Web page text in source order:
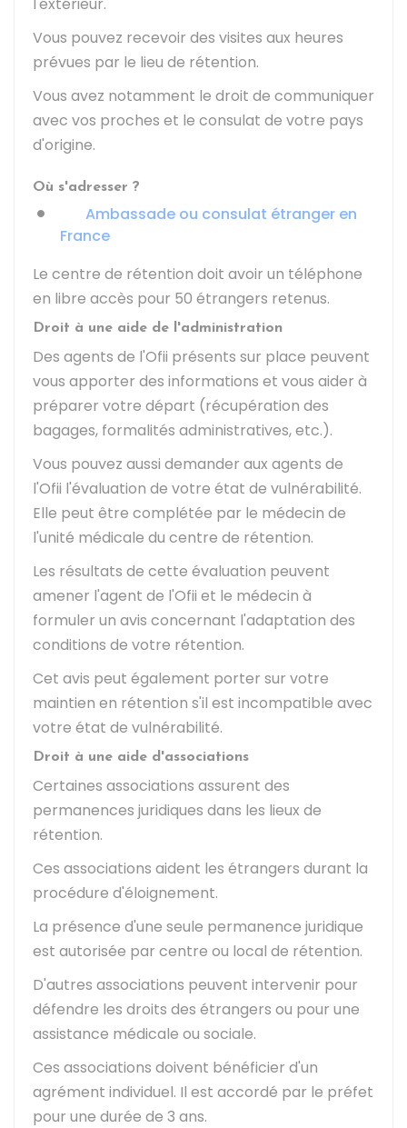
Vous pouvez recevoir des visites aux heures
prévues par le lieu de rétention.
Vous avez notamment le droit de communiquer
avec vos proches et le consulat de votre pays
d'origine.
Où s'adresser ?
Ambassade ou consulat étranger en
France
Le centre de rétention doit avoir un téléphone
en libre accès pour 50 étrangers retenus.
Droit à une aide de l'administration
Des agents de l'Ofii présents sur place peuvent
vous apporter des informations et vous aider à
préparer votre départ (récupération des
bagages, formalités administratives, etc.).
Vous pouvez aussi demander aux agents de
l'Ofii l'évaluation de votre état de vulnérabilité.
Elle peut être complétée par le médecin de
l'unité médicale du centre de rétention.
Les résultats de cette évaluation peuvent
amener l'agent de l'Ofii et le médecin à
formuler un avis concernant l'adaptation des
conditions de votre rétention.
Cet avis peut également porter sur votre
maintien en rétention s'il est incompatible avec
votre état de vulnérabilité.
Droit à une aide d'associations
Certaines associations assurent des
permanences juridiques dans les lieux de
rétention.
Ces associations aident les étrangers durant la
procédure d'éloignement.
La présence d'une seule permanence juridique
est autorisée par centre ou local de rétention.
D'autres associations peuvent intervenir pour
défendre les droits des étrangers ou pour une
assistance médicale ou sociale.
Ces associations doivent bénéficier d'un
agrément individuel. Il est accordé par le préfet
pour une durée de 3 ans.